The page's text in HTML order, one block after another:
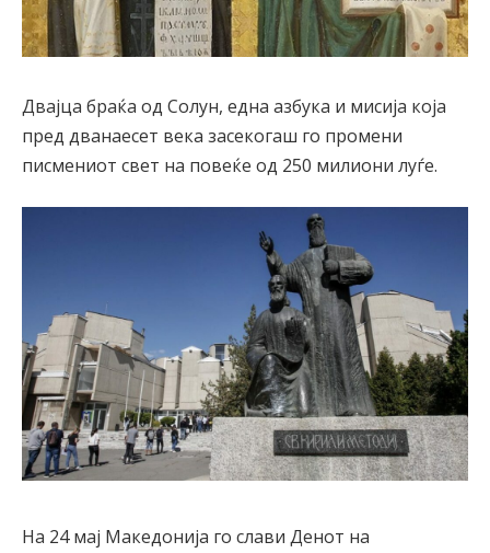
Двајца браќа од Солун, една азбука и мисија која
пред дванаесет века засекогаш го промени
писмениот свет на повеќе од 250 милиони луѓе.
На 24 мај Македонија го слави Денот на